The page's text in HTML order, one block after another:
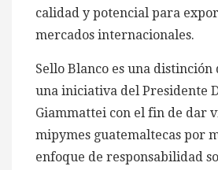
calidad y potencial para
mercados internacionales.
Sello Blanco es una distinción
una iniciativa del Presidente
Giammattei con el fin de dar
mipymes guatemaltecas por
enfoque de responsabilidad